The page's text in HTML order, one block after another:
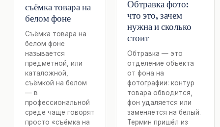
съёмка товара на
белом фоне
Съёмка товара на
белом фоне
называется
предметной, или
каталожной,
съёмкой на белом
— в
профессиональной
среде чаще говорят
просто «съёмка на
Обтравка фото:
что это, зачем
нужна и сколько
стоит
Обтравка — это
отделение объекта
от фона на
фотографии: контур
товара обводится,
фон удаляется или
заменяется на белый.
Термин пришёл из